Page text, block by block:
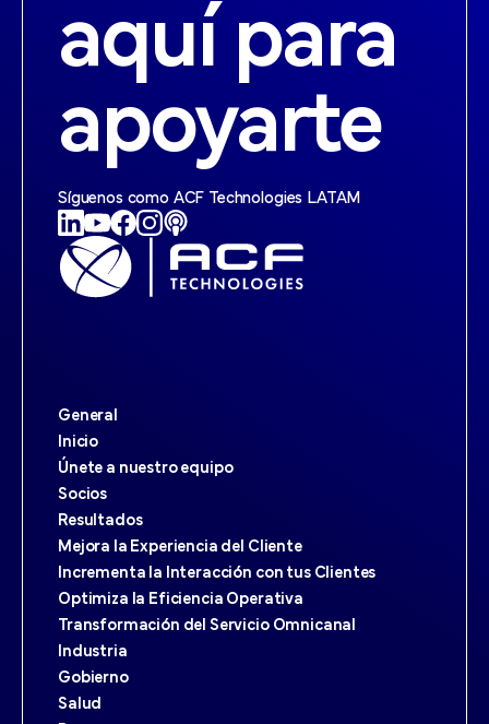
aquí para
apoyarte
Síguenos como ACF Technologies LATAM
General
Inicio
Únete a nuestro equipo
Socios
Resultados
Mejora la Experiencia del Cliente
Incrementa la Interacción con tus Clientes
Optimiza la Eficiencia Operativa
Transformación del Servicio Omnicanal
Industria
Gobierno
Salud